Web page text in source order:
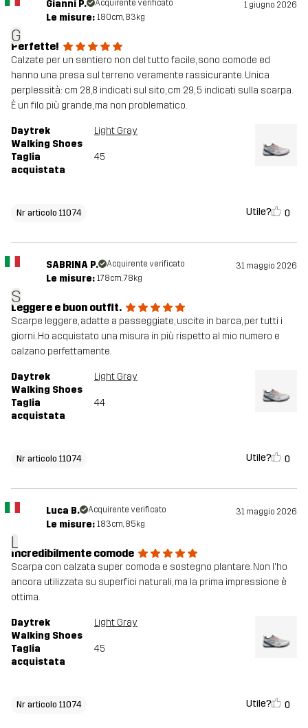
G
Gianni P. Acquirente verificato 1 giugno 2026
Le misure: 180cm, 83kg
Perfette!
Calzate per un sentiero non del tutto facile, sono comode ed
hanno una presa sul terreno veramente rassicurante. Unica
perplessità: cm 28,8 indicati sul sito, cm 29, 5 indicati sulla scarpa.
È un filo più grande, ma non problematico.
Daytrek
Walking Shoes
Light Gray
Taglia
acquistata
45
Nr articolo 11074 Utile? 0
S
SABRINA P. Acquirente verificato 31 maggio 2026
Le misure: 178cm, 78kg
Leggere e buon outfit.
Scarpe leggere, adatte a passeggiate, uscite in barca, per tutti i
giorni. Ho acquistato una misura in più rispetto al mio numero e
calzano perfettamente.
Daytrek
Walking Shoes
Light Gray
Taglia
acquistata
44
Nr articolo 11074 Utile? 0
L
Luca B. Acquirente verificato 31 maggio 2026
Le misure: 183cm, 85kg
Incredibilmente comode
Scarpa con calzata super comoda e sostegno plantare. Non l'ho
ancora utilizzata su superfici naturali, ma la prima impressione è
ottima.
Daytrek
Walking Shoes
Light Gray
Taglia
acquistata
45
Nr articolo 11074 Utile? 0